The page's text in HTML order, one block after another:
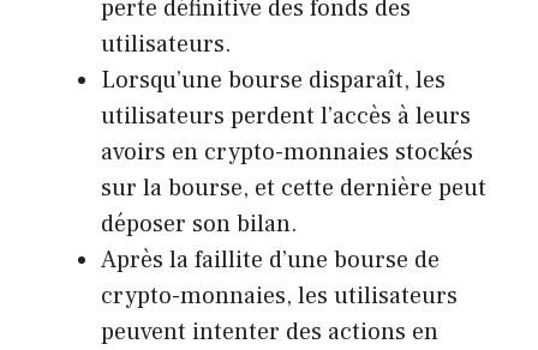
perte définitive des fonds des
utilisateurs.
Lorsqu’une bourse disparaît, les
utilisateurs perdent l’accès à leurs
avoirs en crypto-monnaies stockés
sur la bourse, et cette dernière peut
déposer son bilan.
Après la faillite d’une bourse de
crypto-monnaies, les utilisateurs
peuvent intenter des actions en